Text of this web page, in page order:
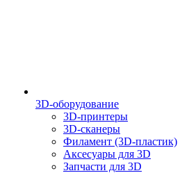
3D-оборудование
3D-принтеры
3D-сканеры
Филамент (3D-пластик)
Аксесуары для 3D
Запчасти для 3D